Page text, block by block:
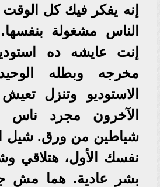
إنه يفكر فيك كل
الناس مشغولة
إنت عايشه ده
مخرجه وبطله
الاستوديو وتنزل
الآخرون مجرد ناس
شياطين من ورق. شيل
نفسك الأول، هتلاقي
بشر عادية. هما مش